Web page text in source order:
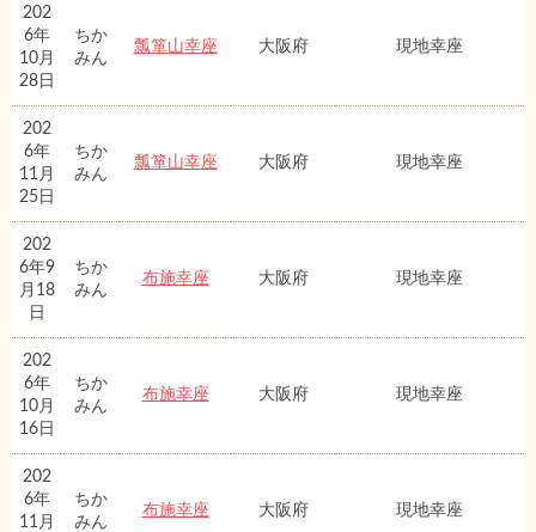
202
6年
10月
28日
ちか
みん
瓢箪山幸座 大阪府 現地幸座
202
6年
11月
25日
ちか
みん
瓢箪山幸座 大阪府 現地幸座
202
6年9
月18
日
ちか
みん
布施幸座 大阪府 現地幸座
202
6年
10月
16日
ちか
みん
布施幸座 大阪府 現地幸座
202
6年
11月
ちか
みん
布施幸座 大阪府 現地幸座